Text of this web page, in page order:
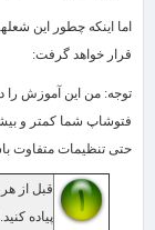
اما اینکه چطور این
قرار خواهد گرفت:
توجه: من این آموزش را
فتوشاپ شما کمتر و
حتی تنظیمات متفاوت
قبل از
پیاده